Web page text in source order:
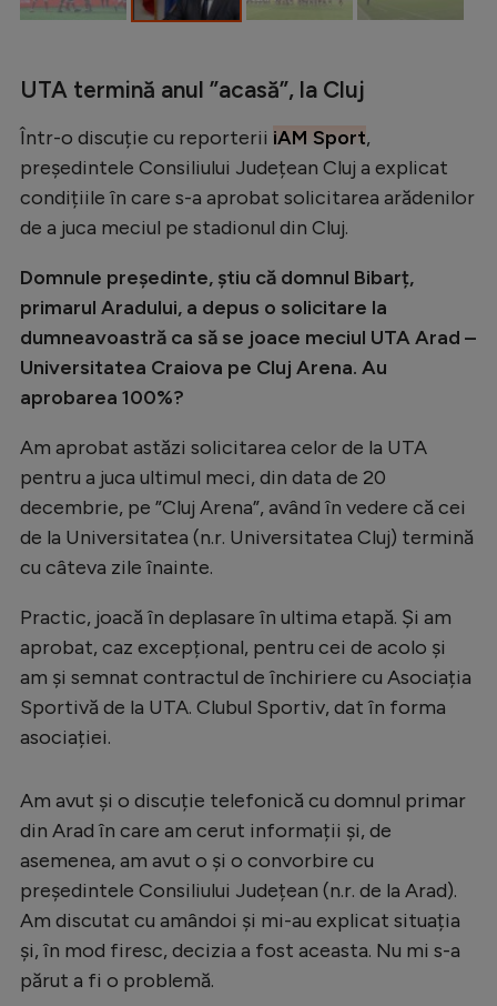
Intră în cont
UTA termină anul ”acasă”, la Cluj
Într-o discuție cu reporterii iAM Sport,
președintele Consiliului Județean Cluj a explicat
condițiile în care s-a aprobat solicitarea arădenilor
de a juca meciul pe stadionul din Cluj.
Domnule președinte, știu că domnul Bibarț,
primarul Aradului, a depus o solicitare la
dumneavoastră ca să se joace meciul UTA Arad –
Universitatea Craiova pe Cluj Arena. Au
aprobarea 100%?
Am aprobat astăzi solicitarea celor de la UTA
pentru a juca ultimul meci, din data de 20
decembrie, pe ”Cluj Arena”, având în vedere că cei
de la Universitatea (n.r. Universitatea Cluj) termină
cu câteva zile înainte.
Practic, joacă în deplasare în ultima etapă. Și am
aprobat, caz excepțional, pentru cei de acolo și
am și semnat contractul de închiriere cu Asociația
Sportivă de la UTA. Clubul Sportiv, dat în forma
asociației.
Am avut și o discuție telefonică cu domnul primar
din Arad în care am cerut informații și, de
asemenea, am avut o și o convorbire cu
președintele Consiliului Județean (n.r. de la Arad).
Am discutat cu amândoi și mi-au explicat situația
și, în mod firesc, decizia a fost aceasta. Nu mi s-a
părut a fi o problemă.